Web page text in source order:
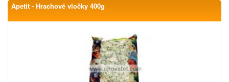
Apetit - Hrachové vločky 400g